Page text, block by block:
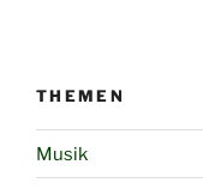
THEMEN
Musik